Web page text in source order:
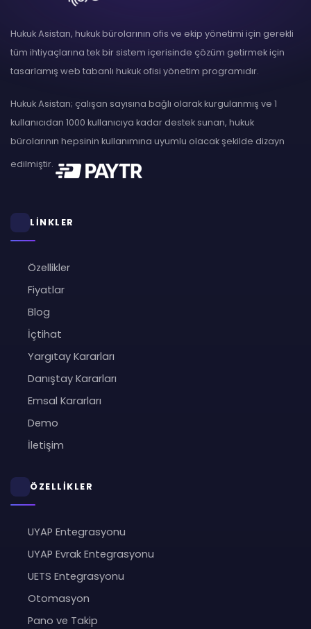
Hukuk Asistan, hukuk bürolarının ofis ve ekip yönetimi için gerekli
tüm ihtiyaçlarına tek bir sistem içerisinde çözüm getirmek için
tasarlamış web tabanlı hukuk ofisi yönetim programıdır.
Hukuk Asistan; çalışan sayısına bağlı olarak kurgulanmış ve 1
kullanıcıdan 1000 kullanıcıya kadar destek sunan, hukuk
bürolarının hepsinin kullanımına uyumlu olacak şekilde dizayn
edilmiştir.
LİNKLER
Özellikler
Fiyatlar
Blog
İçtihat
Yargıtay Kararları
Danıştay Kararları
Emsal Kararları
Demo
İletişim
ÖZELLİKLER
UYAP Entegrasyonu
UYAP Evrak Entegrasyonu
UETS Entegrasyonu
Otomasyon
Pano ve Takip